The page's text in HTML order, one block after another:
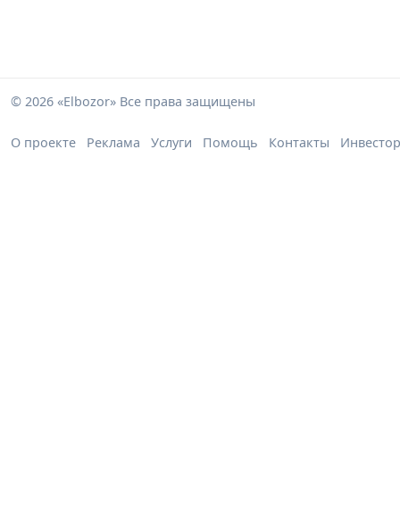
© 2026 «Elbozor» Все права защищены
О проекте Реклама Услуги Помощь Контакты